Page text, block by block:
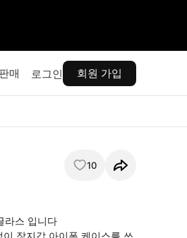
판매 로그인 회원 가입
10
라스 입니다
장지갑 아이폰 케이스를 쓰